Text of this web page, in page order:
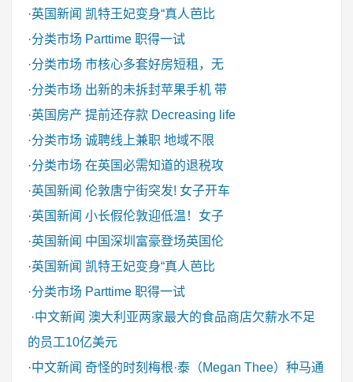
·英国新闻 凯特王妃变身“真人芭比
·分类市场 Parttime 职得一试
·分类市场 市核心多套好房短租，无
·分类市场 出新的未拆封苹果手机 带
·英国房产 提前还存款 Decreasing life
·分类市场 诚聘线上兼职 地域不限
·分类市场 在英国必需知道的退税攻
·英国新闻 伦敦唐宁街突发! 女子开车
·英国新闻 小长假伦敦迎低温！女子
·英国新闻 中国深圳富豪登场英国伦
·英国新闻 凯特王妃变身“真人芭比
·分类市场 Parttime 职得一试
·中文新闻 澳大利亚两家最大的食品商店欠薪水不足
的员工10亿美元
·中文新闻 奇怪的时刻梅根·泰（Megan Thee）种马通